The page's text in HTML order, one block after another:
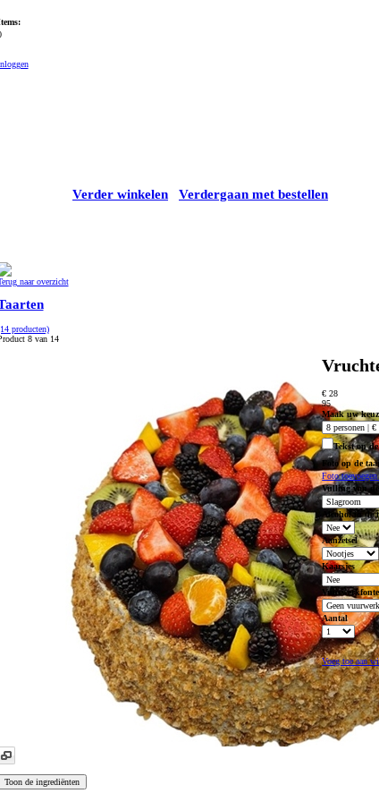
Verder winkelen Verdergaan met bestellen
naar overzicht
producten)
8 van 14
€ 28
95
Maak uw
Tekst op
Foto op de
Foto
Vulling van
Alcohol in de
Aanzetsel
Kaarsjes
Aantal
Voeg toe aan